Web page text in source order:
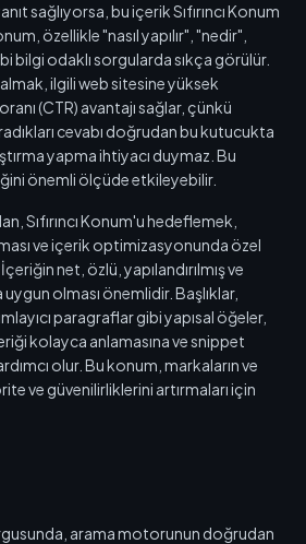
sağlıyorsa, bu içerik Sıfırıncı Konum
özellikle "nasıl yapılır", "nedir",
bilgi odaklı sorgularda sıkça görülür.
almak, ilgili web sitesine yüksek
(CTR) avantajı sağlar, çünkü
cevabı doğrudan bu kutucukta
yapma ihtiyacı duymaz. Bu
önemli ölçüde etkileyebilir.
Sıfırıncı Konum'u hedeflemek,
ve içerik optimizasyonunda özel
net, özlü, yapılandırılmış ve
olması önemlidir. Başlıklar,
paragraflar gibi yapısal öğeler,
kolayca anlamasına ve snippet
olur. Bu konum, markaların ve
ve güvenilirliklerini artırmaları için
arama motorunun doğrudan